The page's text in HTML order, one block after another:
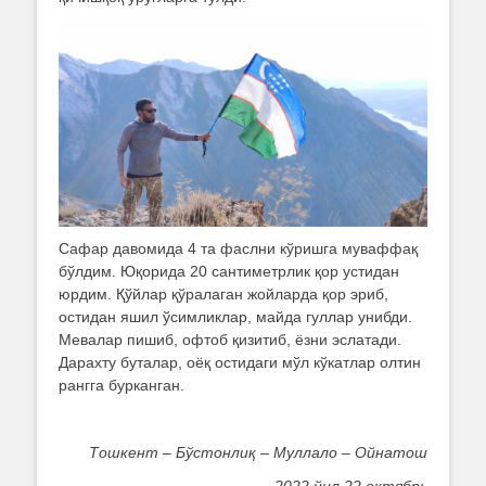
Сафар давомида 4 та фаслни кўришга муваффақ
бўлдим. Юқорида 20 сантиметрлик қор устидан
юрдим. Қўйлар қўралаган жойларда қор эриб,
остидан яшил ўсимликлар, майда гуллар унибди.
Мевалар пишиб, офтоб қизитиб, ёзни эслатади.
Дарахту буталар, оёқ остидаги мўл кўкатлар олтин
рангга бурканган.
Тошкент – Бўстонлиқ – Муллало – Ойнатош